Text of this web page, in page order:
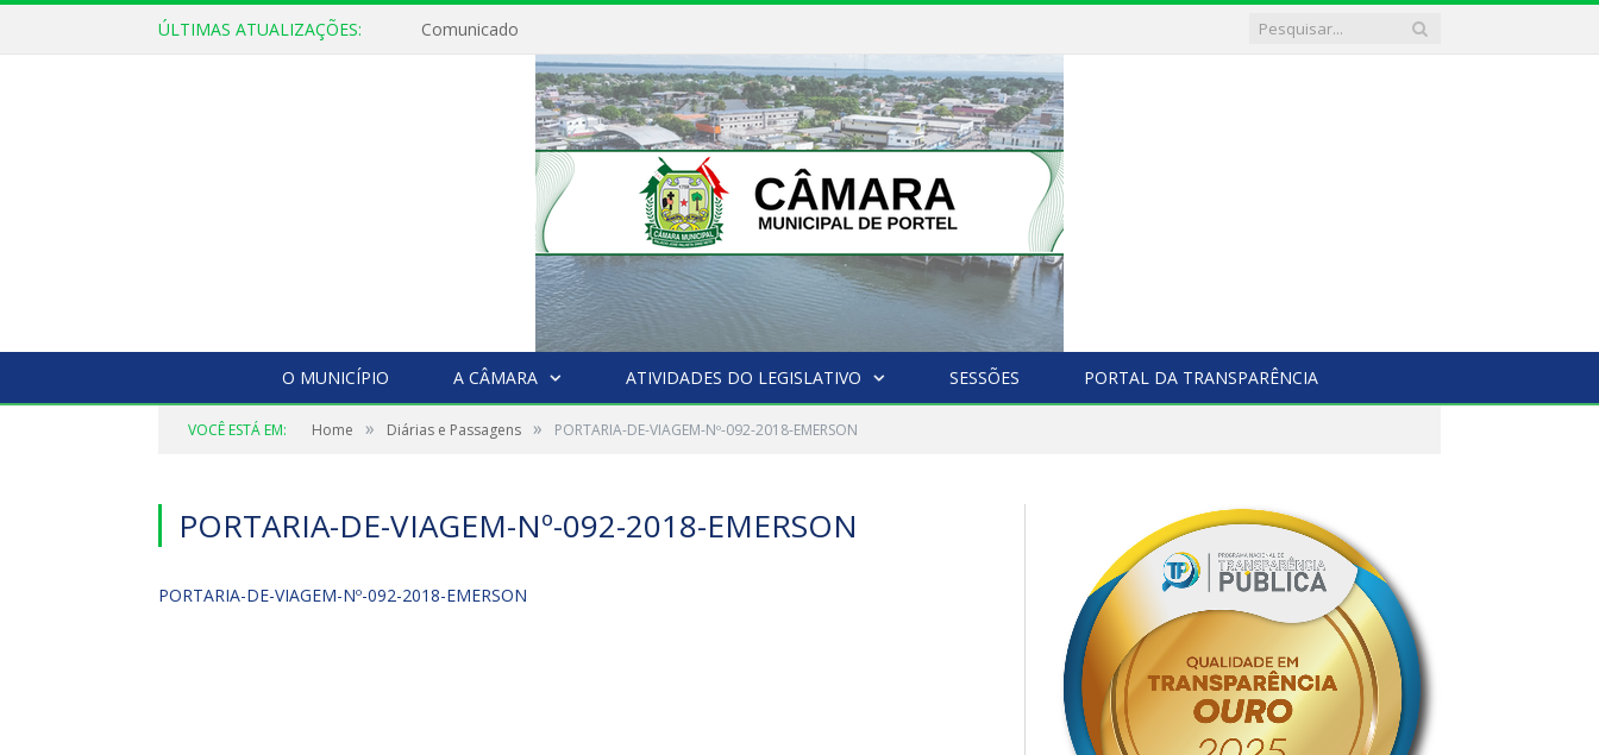
ÚLTIMAS ATUALIZAÇÕES: Comunicado
O MUNICÍPIO A CÂMARA ATIVIDADES DO LEGISLATIVO SESSÕES PORTAL DA TRANSPARÊNCIA
VOCÊ ESTÁ EM: Home » Diárias e Passagens » PORTARIA-DE-VIAGEM-Nº-092-2018-EMERSON
PORTARIA-DE-VIAGEM-Nº-092-2018-EMERSON
PORTARIA-DE-VIAGEM-Nº-092-2018-EMERSON